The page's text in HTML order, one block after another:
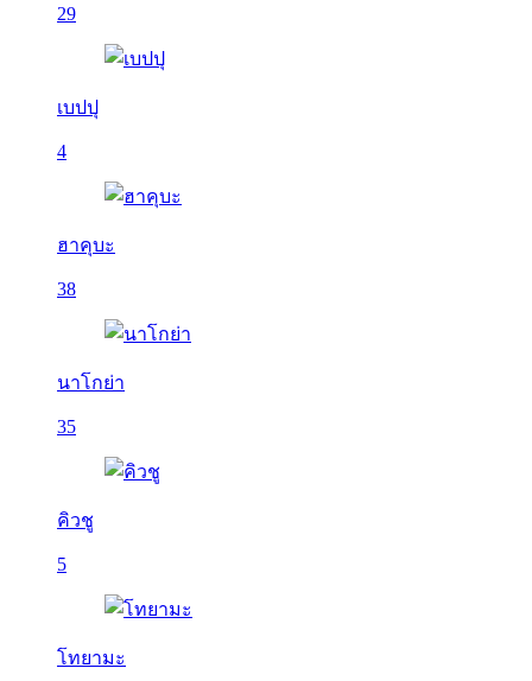
29
เบปปุ
4
ฮาคุบะ
38
นาโกย่า
35
คิวชู
5
โทยามะ